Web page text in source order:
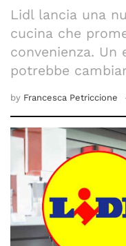
Lidl lancia una
cucina che
convenienza.
potrebbe
by Francesca Petriccione